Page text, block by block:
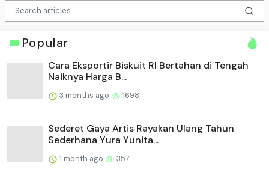
Popular
Cara Eksportir Biskuit RI Bertahan di Tengah
Naiknya Harga B...
3 months ago 1698
Sederet Gaya Artis Rayakan Ulang Tahun
Sederhana Yura Yunita...
1 month ago 357